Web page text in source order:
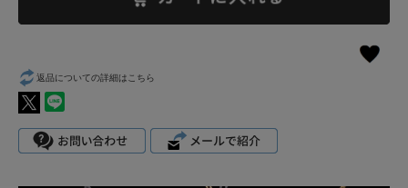
返品についての詳細はこちら